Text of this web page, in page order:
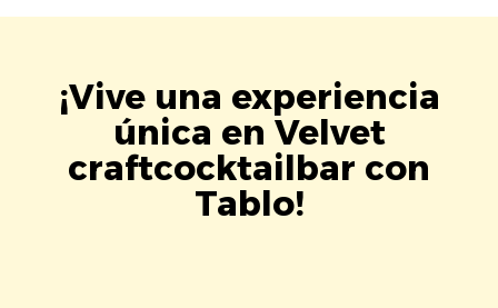
¡Vive una experiencia
única en Velvet
craftcocktailbar con
Tablo!